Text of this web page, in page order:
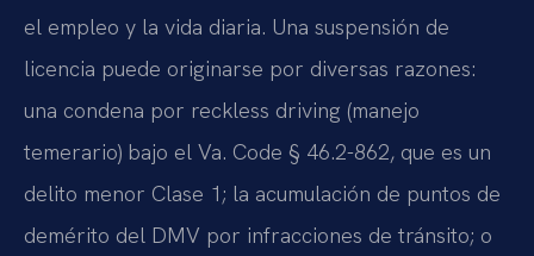
el empleo y la vida diaria. Una suspensión de
licencia puede originarse por diversas razones:
una condena por reckless driving (manejo
temerario) bajo el Va. Code § 46.2-862, que es un
delito menor Clase 1; la acumulación de puntos de
demérito del DMV por infracciones de tránsito; o